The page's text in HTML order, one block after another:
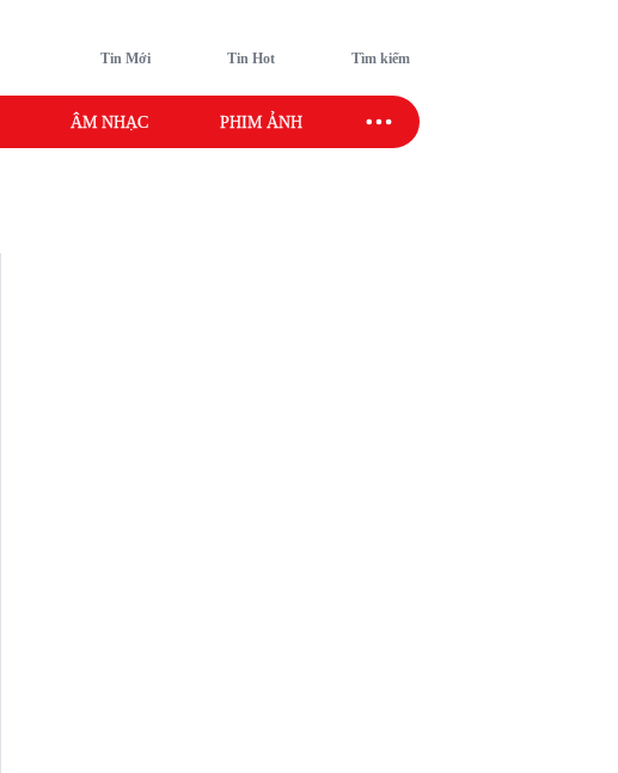
Tin Mới Tin Hot Tìm kiếm
ÂM NHẠC PHIM ẢNH SAO SPORT